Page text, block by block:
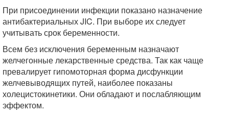
При присоединении инфекции показано назначение
антибактериальных JIC. При выборе их следует
учитывать срок беременности.
Всем без исключения беременным назначают
желчегонные лекарственные средства. Так как чаще
превалирует гипомоторная форма дисфункции
желчевыводящих путей, наиболее показаны
холецистокинетики. Они обладают и послабляющим
эффектом.